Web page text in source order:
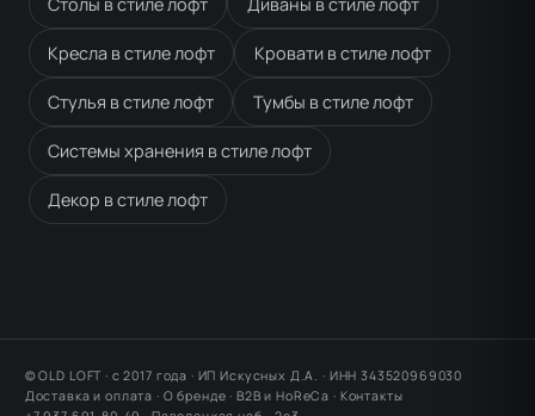
Кресла в стиле лофт Кровати в стиле лофт
Стулья в стиле лофт Тумбы в стиле лофт
Системы хранения в стиле лофт
Декор в стиле лофт
© OLD LOFT · с 2017 года · ИП Искусных Д.А. · ИНН 343520969030
Доставка и оплата · О бренде ·B2B и HoReCa · Контакты